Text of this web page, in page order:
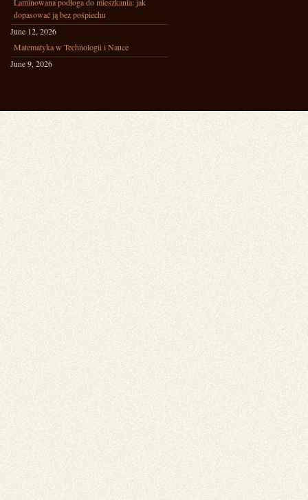
dopasować ją bez pośpiechu
June 12, 2026
Matematyka w Technologii i Nauce
June 9, 2026